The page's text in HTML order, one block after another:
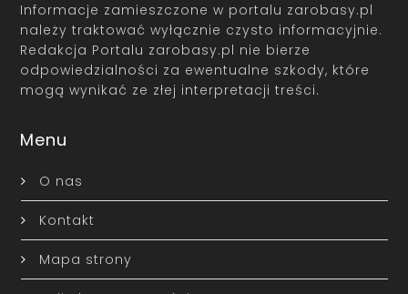
Informacje zamieszczone w portalu zarobasy.pl
należy traktować wyłącznie czysto informacyjnie.
Redakcja Portalu zarobasy.pl nie bierze
odpowiedzialności za ewentualne szkody, które
mogą wynikać ze złej interpretacji treści.
Menu
O nas
Kontakt
Mapa strony